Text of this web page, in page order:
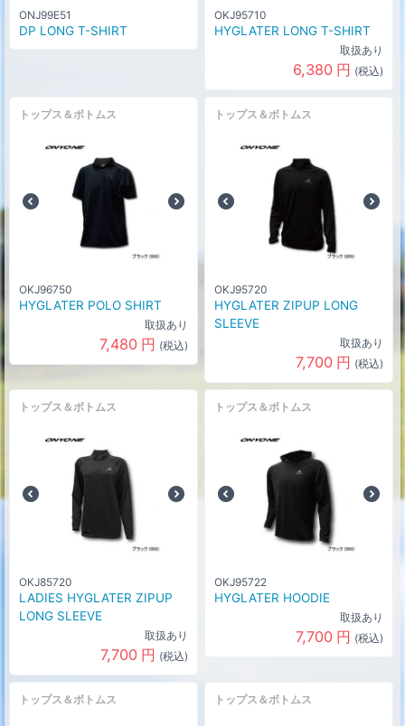
ONJ99E51
DP LONG T-SHIRT
OKJ95710
HYGLATER LONG T-SHIRT
取扱あり
6,380 円 (税込)
トップス＆ボトムス
OKJ96750
HYGLATER POLO SHIRT
取扱あり
7,480 円 (税込)
トップス＆ボトムス
OKJ95720
HYGLATER ZIPUP LONG
SLEEVE
取扱あり
7,700 円 (税込)
トップス＆ボトムス
OKJ85720
LADIES HYGLATER ZIPUP
LONG SLEEVE
取扱あり
7,700 円 (税込)
トップス＆ボトムス
OKJ95722
HYGLATER HOODIE
取扱あり
7,700 円 (税込)
トップス＆ボトムス トップス＆ボトムス